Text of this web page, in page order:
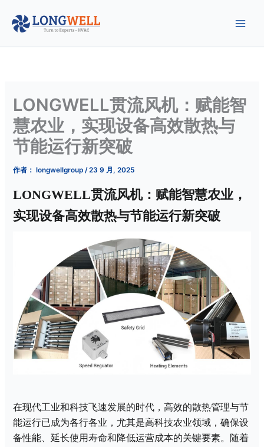
容
LONGWELL贯流风机：赋能智
慧农业，实现设备高效散热与
节能运行新突破
作者： longwellgroup/23 9 月, 2025
LONGWELL贯流风机：赋能智慧农业，
实现设备高效散热与节能运行新突破
在现代工业和科技飞速发展的时代，高效的散热管理与节
能运行已成为各行各业，尤其是高科技农业领域，确保设
备性能、延长使用寿命和降低运营成本的关键要素。随着